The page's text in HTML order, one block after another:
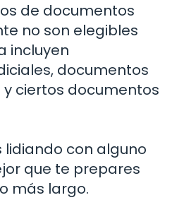
de documentos
no son elegibles
incluyen
documentos
ciertos documentos
lidiando con alguno
que te prepares
más largo.